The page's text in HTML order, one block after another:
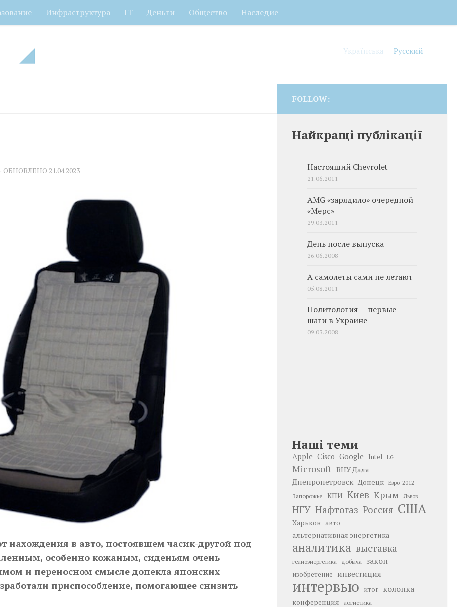
Инфраструктура IT Деньги Общество Наследие
Українська Русский
· ОБНОВЛЕНО 21.04.2023
в авто, постоявшем часик-другой под
особенно кожаным, сиденьям очень
и переносном смысле допекла японских
приспособление, помогающее снизить
FOLLOW:
Найкращі публікації
Настоящий Chevrolet
21.06.2011
AMG «зарядило» очередной
«Мерс»
29.03.2011
День после выпуска
26.06.2008
А самолеты сами не летают
05.08.2011
Политология — первые
шаги в Украине
09.03.2008
Наші теми
Apple Cisco Google Intel LG
Microsoft ВНУ Даля
Днепропетровск Донецк Евро-2012
Запорожье КПИ Киев Крым Львов
НГУ Нафтогаз Россия США
Харьков авто
альтернативная энергетика
аналитика выставка
гелиоэнергетика добыча закон
изобретение инвестиция
интервью итог колонка
конференция логистика